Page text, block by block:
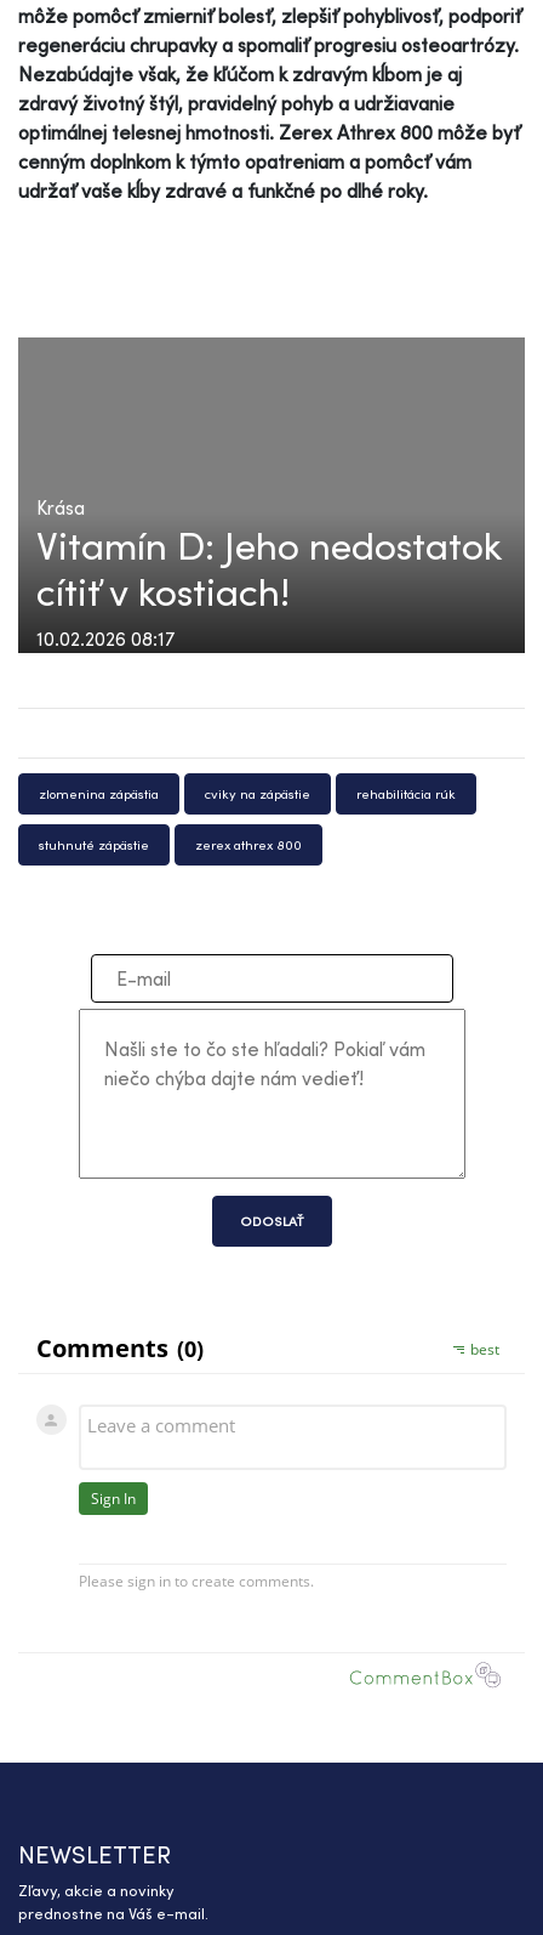
môže pomôcť zmierniť bolesť, zlepšiť pohyblivosť, podporiť
regeneráciu chrupavky a spomaliť progresiu osteoartrózy.
Nezabúdajte však, že kľúčom k zdravým kĺbom je aj
zdravý životný štýl, pravidelný pohyb a udržiavanie
optimálnej telesnej hmotnosti. Zerex Athrex 800 môže byť
cenným doplnkom k týmto opatreniam a pomôcť vám
udržať vaše kĺby zdravé a funkčné po dlhé roky.
Krása
Vitamín D: Jeho nedostatok
cítiť v kostiach!
10.02.2026 08:17
zlomenina zápästia cviky na zápästie rehabilitácia rúk
stuhnuté zápästie zerex athrex 800
ODOSLAŤ
NEWSLETTER
Zľavy, akcie a novinky
prednostne na Váš e-mail.